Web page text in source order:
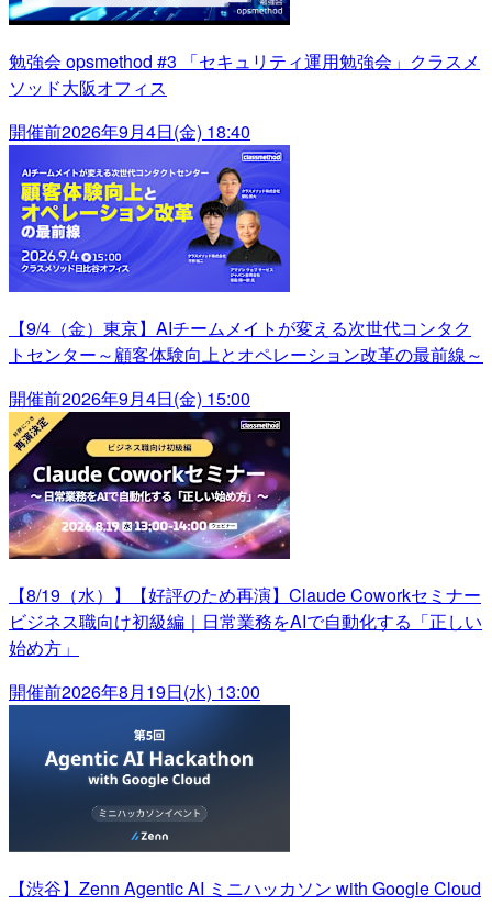
勉強会 opsmethod #3 「セキュリティ運用勉強会」クラスメ
ソッド大阪オフィス
開催前2026年9月4日(金) 18:40
【9/4（金）東京】AIチームメイトが変える次世代コンタク
トセンター～顧客体験向上とオペレーション改革の最前線～
開催前2026年9月4日(金) 15:00
【8/19（水）】【好評のため再演】Claude Coworkセミナー
ビジネス職向け初級編｜日常業務をAIで自動化する「正しい
始め方」
開催前2026年8月19日(水) 13:00
【渋谷】Zenn Agentic AI ミニハッカソン with Google Cloud